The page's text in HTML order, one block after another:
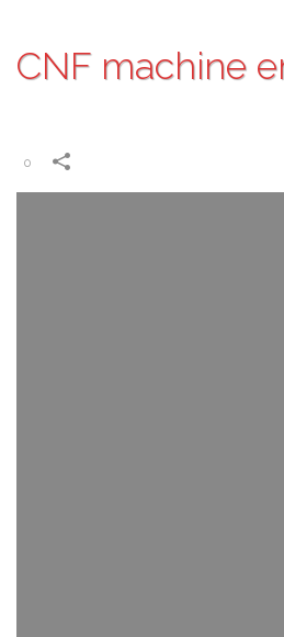
CNF machine
0